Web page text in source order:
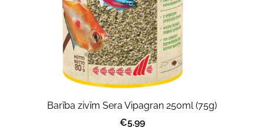
Barība zivīm Sera Vipagran 250ml (75g)
€5.99